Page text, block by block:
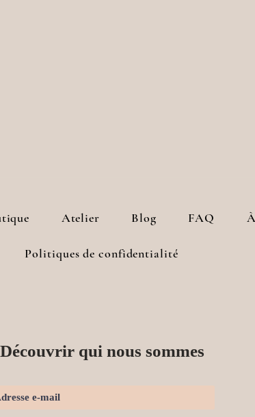
Atelier Blog FAQ
Politiques de confidentialité
Découvrir qui nous sommes